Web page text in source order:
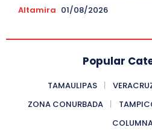
Altamira 01/08/2026
Popular
TAMAULIPAS
ZONA CONURBADA